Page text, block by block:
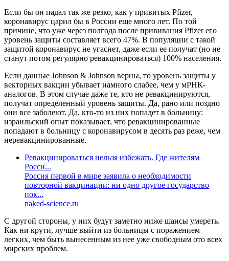
Если бы он падал так же резко, как у привитых Pfizer,
коронавирус царил бы в России еще много лет. По той
причине, что уже через полгода после прививания Pfizer его
уровень защиты составляет всего 47%. В популяции с такой
защитой коронавирус не угаснет, даже если ее получат (но не
станут потом регулярно ревакцинироваться) 100% населения.
Если данные Johnson & Johnson верны, то уровень защиты у
векторных вакцин убывает намного слабее, чем у мРНК-
аналогов. В этом случае даже те, кто не ревакцинируются,
получат определенный уровень защиты. Да, рано или поздно
они все заболеют. Да, кто-то из них попадет в больницу:
израильский опыт показывает, что ревакцинированные
попадают в больницу с коронавирусом в десять раз реже, чем
неревакцинированные.
Ревакцинироваться нельзя избежать. Где жителям
Росси...
Россия первой в мире заявила о необходимости
повторной вакцинации: ни одно другое государство
пок...
naked-science.ru
С другой стороны, у них будут заметно ниже шансы умереть.
Как ни крути, лучше выйти из больницы с поражением
легких, чем быть вынесенным из нее уже свободным ото всех
мирских проблем.